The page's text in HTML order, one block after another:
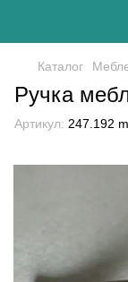
Каталог
Ручка
Артикул: 247.192